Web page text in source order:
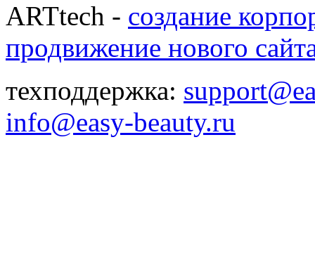
ARTtech - создание
продвижение нового
техподдержка:
info@easy-beauty.ru